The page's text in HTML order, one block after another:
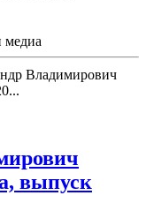
медиа
Владимирович
выпуск